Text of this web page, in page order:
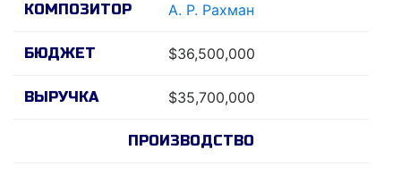
КОМПОЗИТОР А. Р. Рахман
БЮДЖЕТ $36,500,000
ВЫРУЧКА $35,700,000
ПРОИЗВОДСТВО